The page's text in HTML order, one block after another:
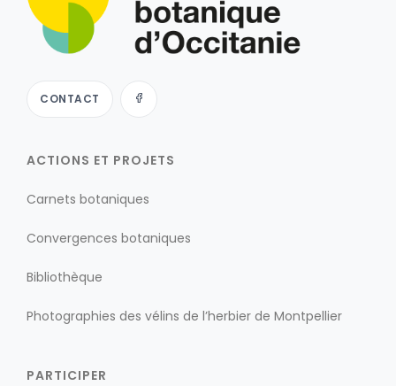
CONTACT
ACTIONS ET PROJETS
Carnets botaniques
Convergences botaniques
Bibliothèque
Photographies des vélins de l’herbier de Montpellier
PARTICIPER